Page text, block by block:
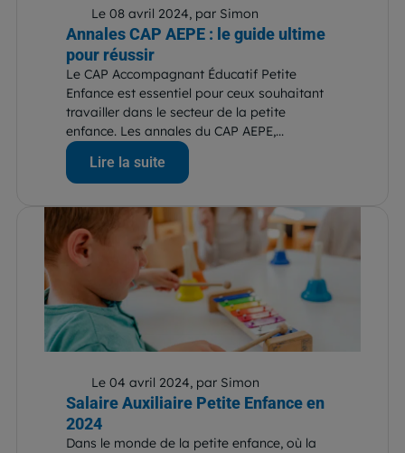
Le 08 avril 2024, par Simon
Annales CAP AEPE : le guide ultime
pour réussir
Le CAP Accompagnant Éducatif Petite
Enfance est essentiel pour ceux souhaitant
travailler dans le secteur de la petite
enfance. Les annales du CAP AEPE,...
Lire la suite
Le 04 avril 2024, par Simon
Salaire Auxiliaire Petite Enfance en
2024
Dans le monde de la petite enfance, où la